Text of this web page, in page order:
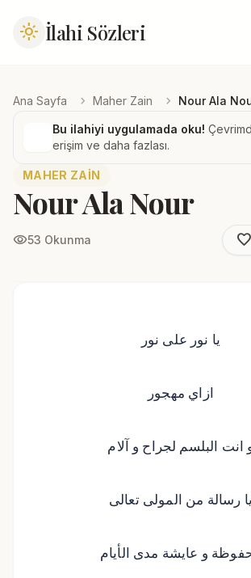
light_mode İlahi Sözleri
Ana Sayfa chevron_right Maher Zain chevron_right Nour Ala
Bu ilahiyi uygulamada oku!
erişim ve daha fazlası.
MAHER ZAIN
Nour Ala Nour
visibility53 Okunma favorite_border
يا نور على نور
ازاي مهجور
انت البلسم لجراح و آلام
يا رسالة من المولى تعالى
و عايشة مدى الأيام